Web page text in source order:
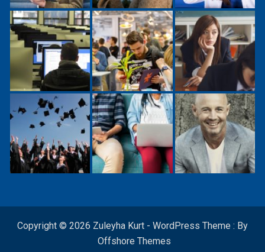
Copyright © 2026 Zuleyha Kurt - WordPress Theme : By
Offshore Themes